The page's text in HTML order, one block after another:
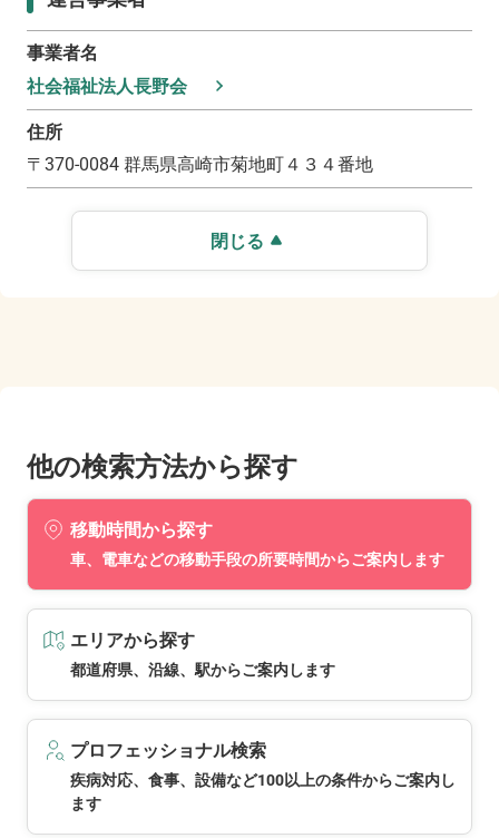
事業者名
社会福祉法人長野会
住所
〒 370-0084 群馬県高崎市菊地町４３４番地
閉じる
他の検索方法から探す
移動時間から探す
車、電車などの移動手段の所要時間からご案内します
エリアから探す
都道府県、沿線、駅からご案内します
プロフェッショナル検索
疾病対応、食事、設備など100以上の条件からご案内し
ます